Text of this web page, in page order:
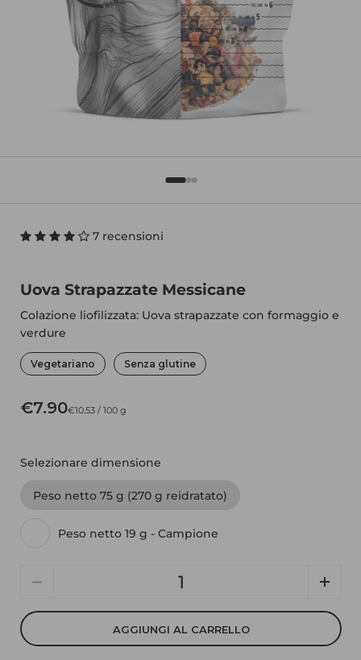
7 recensioni
Uova Strapazzate Messicane
Colazione liofilizzata: Uova strapazzate con formaggio e
verdure
Vegetariano Senza glutine
€7.90€10.53 / 100 g
Selezionare dimensione
Peso netto 75 g (270 g reidratato)
Peso netto 19 g - Campione
AGGIUNGI AL CARRELLO